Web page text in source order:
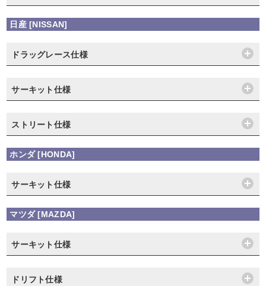
日産 [NISSAN]
ドラッグレース仕様
サーキット仕様
ストリート仕様
ホンダ [HONDA]
サーキット仕様
マツダ [MAZDA]
サーキット仕様
ドリフト仕様